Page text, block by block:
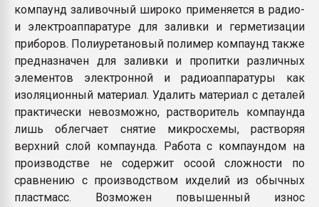
компаунд заливочный широко применяется в радио-
и электроаппаратуре для заливки и герметизации
приборов. Полиуретановый полимер компаунд также
предназначен для заливки и пропитки различных
элементов электронной и радиоаппаратуры как
изоляционный материал. Удалить материал с деталей
практически невозможно, растворитель компаунда
лишь облегчает снятие микросхемы, растворяя
верхний слой компаунда. Работа с компаундом на
производстве не содержит осоой сложности по
сравнению с производством ихделий из обычных
пластмасс. Возможен повышенный износ